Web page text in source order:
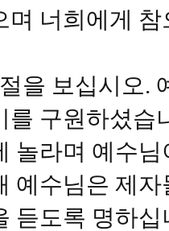
며 너희에게
을 보십시오.
를 구원하셨습
놀라며 예수
예수님은 제
듣도록 명하